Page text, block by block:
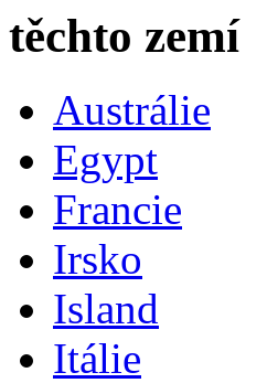
těchto zemí
Austrálie
Egypt
Francie
Irsko
Island
Itálie